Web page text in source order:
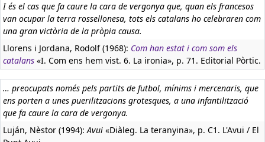
I és el cas que fa caure la cara de vergonya que, quan els francesos
van ocupar la terra rossellonesa, tots els catalans ho celebraren com
una gran victòria de la pròpia causa.
Llorens i Jordana, Rodolf (1968): Com han estat i com som els
catalans «I. Com ens hem vist. 6. La ironia», p. 71. Editorial Pòrtic.
… preocupats només pels partits de futbol, mínims i mercenaris, que
ens porten a unes puerilitzacions grotesques, a una infantilització
que fa caure la cara de vergonya.
Luján, Nèstor (1994):Avui «Diàleg. La teranyina», p. C1. L'Avui / El